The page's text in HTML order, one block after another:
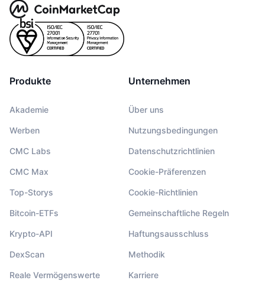
Produkte
Akademie
Werben
CMC Labs
CMC Max
Top-Storys
Bitcoin-ETFs
Krypto-API
DexScan
Reale Vermögenswerte
Unternehmen
Über uns
Nutzungsbedingungen
Datenschutzrichtlinien
Cookie-Präferenzen
Cookie-Richtlinien
Gemeinschaftliche Regeln
Haftungsausschluss
Methodik
Karriere